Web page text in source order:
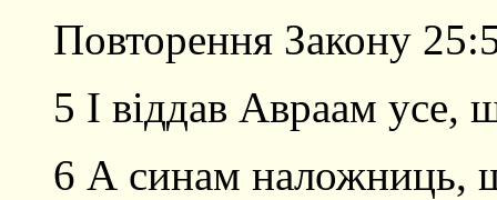
Повторення Закону
5 І віддав Авраам усе,
6 А синам наложниць,